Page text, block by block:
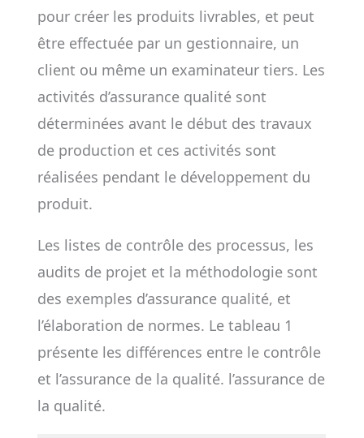
pour créer les produits livrables, et peut
être effectuée par un gestionnaire, un
client ou même un examinateur tiers. Les
activités d’assurance qualité sont
déterminées avant le début des travaux
de production et ces activités sont
réalisées pendant le développement du
produit.
Les listes de contrôle des processus, les
audits de projet et la méthodologie sont
des exemples d’assurance qualité, et
l’élaboration de normes. Le tableau 1
présente les différences entre le contrôle
et l’assurance de la qualité. l’assurance de
la qualité.